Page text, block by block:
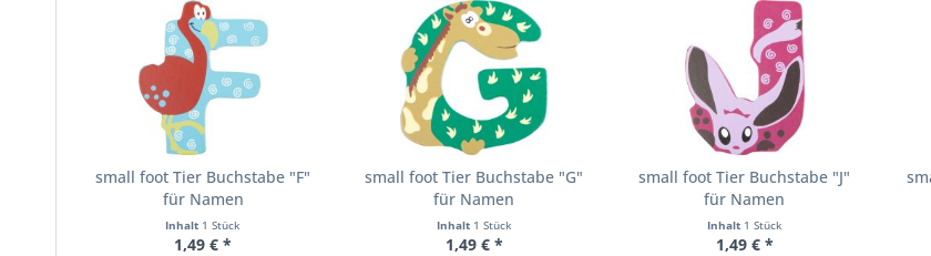
small foot Tier Buchstabe "F"
für Namen
Inhalt 1 Stück
1,49 € *
small foot Tier Buchstabe "G"
für Namen
Inhalt 1 Stück
1,49 € *
small foot Tier Buchstabe "J"
für Namen
Inhalt 1 Stück
1,49 € *